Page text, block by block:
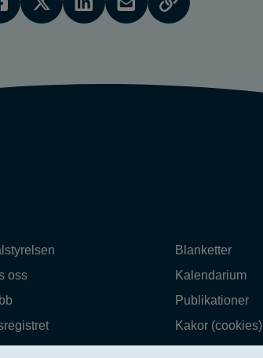
oss
Blanketter
Kalendarium
Publikationer
Kakor (cookies)